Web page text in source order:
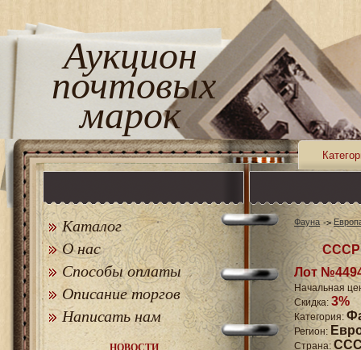
Аукцион
почтовых
марок
Каталог
О нас
Способы оплаты
Описание торгов
Написать нам
НОВОСТИ
Фауна
СССР
Лот
Начальная
Скидка: 3%
Категория:
Регион:
Страна: